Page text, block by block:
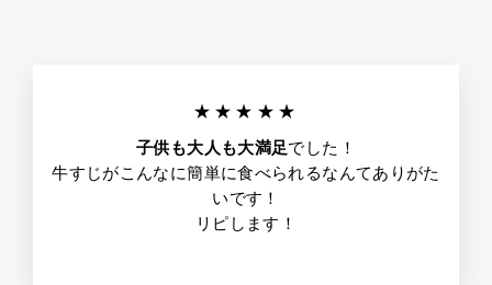
★★★★★
子供も大人も大満足でした！
牛すじがこんなに簡単に食べられるなんてありがた
いです！
リピします！